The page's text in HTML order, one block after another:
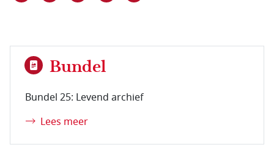
Bundel
Bundel 25: Levend archief
Lees meer